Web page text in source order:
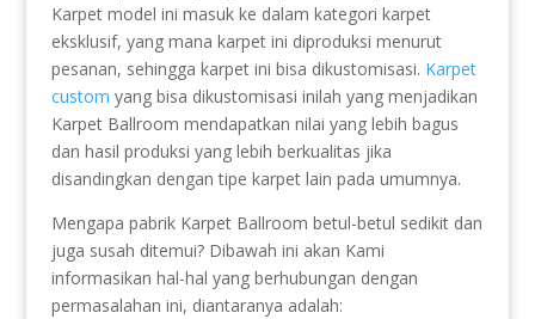
Karpet model ini masuk ke dalam kategori karpet
eksklusif, yang mana karpet ini diproduksi menurut
pesanan, sehingga karpet ini bisa dikustomisasi. Karpet
custom yang bisa dikustomisasi inilah yang menjadikan
Karpet Ballroom mendapatkan nilai yang lebih bagus
dan hasil produksi yang lebih berkualitas jika
disandingkan dengan tipe karpet lain pada umumnya.
Mengapa pabrik Karpet Ballroom betul-betul sedikit dan
juga susah ditemui? Dibawah ini akan Kami
informasikan hal-hal yang berhubungan dengan
permasalahan ini, diantaranya adalah: